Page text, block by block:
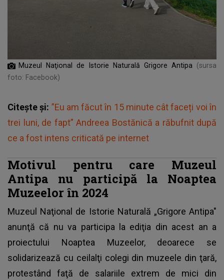
Muzeul Naţional de Istorie Naturală Grigore Antipa (sursa
foto: Facebook)
Citește și: ”Eu am făcut în 15 minute cât faceți voi în
trei luni, de fapt” Andreea Bostănică a răbufnit după
ce a fost intens criticată pe internet
Motivul pentru care Muzeul
Antipa nu participă la Noaptea
Muzeelor în 2024
Muzeul Naţional de Istorie Naturală „Grigore Antipa"
anunţă că nu va participa la ediţia din acest an a
proiectului Noaptea Muzeelor, deoarece se
solidarizează cu ceilalţi colegi din muzeele din ţară,
protestând faţă de salariile extrem de mici din